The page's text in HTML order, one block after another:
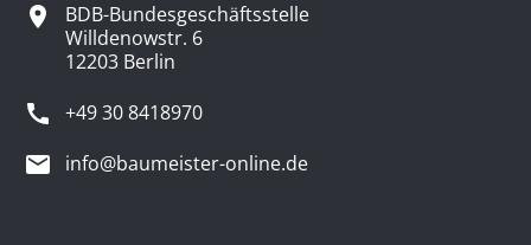
BDB-Bundesgeschäftsstelle
Willdenowstr. 6
12203 Berlin
+49 30 8418970
info@baumeister-online.de